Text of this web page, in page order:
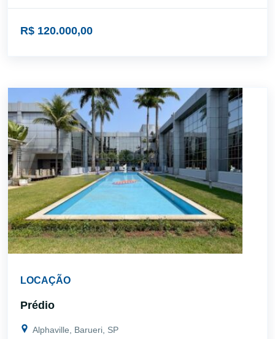
R$ 120.000,00
LOCAÇÃO
Prédio
Alphaville, Barueri, SP